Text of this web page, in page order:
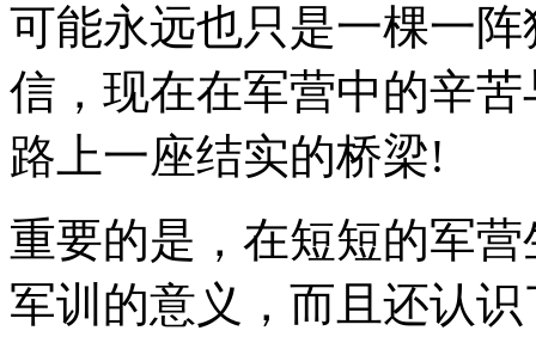
可能永远也只是一棵一
信，现在在军营中的辛
路上一座结实的桥梁!
重要的是，在短短的军
军训的意义，而且还认